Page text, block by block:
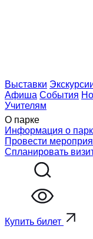
Выставки
Афиша События
Учителям
О парке
Информация о
Провести
Спланировать
Купить билет